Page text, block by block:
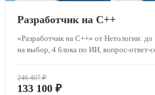
Разработчик на С++
«Разработчик на C++» от Нетологии: до
на выбор, 4 блока по ИИ, вопрос-ответ-
246 407 ₽
133 100 ₽